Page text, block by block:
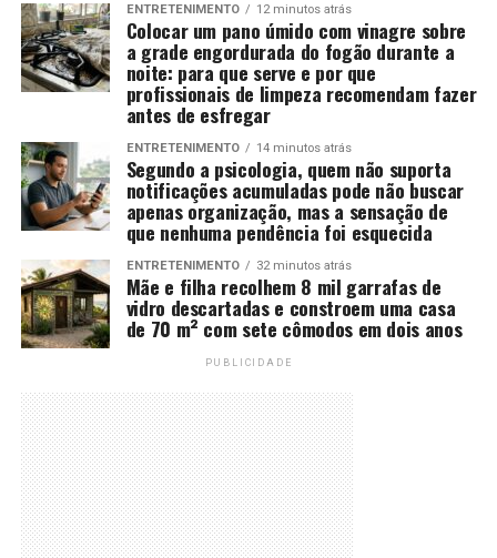
ENTRETENIMENTO 12 minutos atrás
Colocar um pano úmido com vinagre sobre
a grade engordurada do fogão durante a
noite: para que serve e por que
profissionais de limpeza recomendam fazer
antes de esfregar
ENTRETENIMENTO 14 minutos atrás
Segundo a psicologia, quem não suporta
notificações acumuladas pode não buscar
apenas organização, mas a sensação de
que nenhuma pendência foi esquecida
ENTRETENIMENTO 32 minutos atrás
Mãe e filha recolhem 8 mil garrafas de
vidro descartadas e constroem uma casa
de 70 m² com sete cômodos em dois anos
PUBLICIDADE